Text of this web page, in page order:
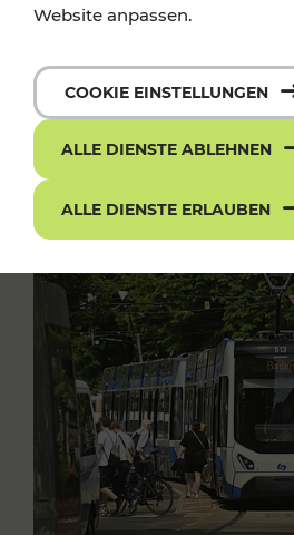
Website anpassen.
COOKIE EINSTELLUNGEN
ALLE DIENSTE ABLEHNEN
ALLE DIENSTE ERLAUBEN